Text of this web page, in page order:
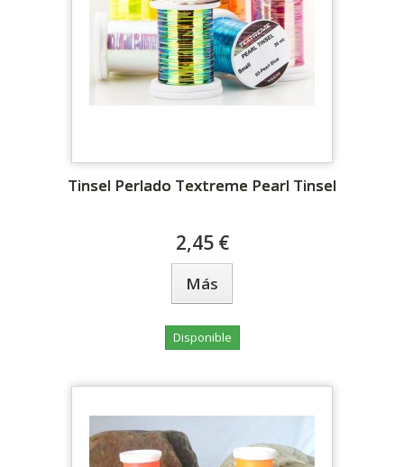
Tinsel Perlado Textreme Pearl Tinsel
2,45 €
Más
Disponible